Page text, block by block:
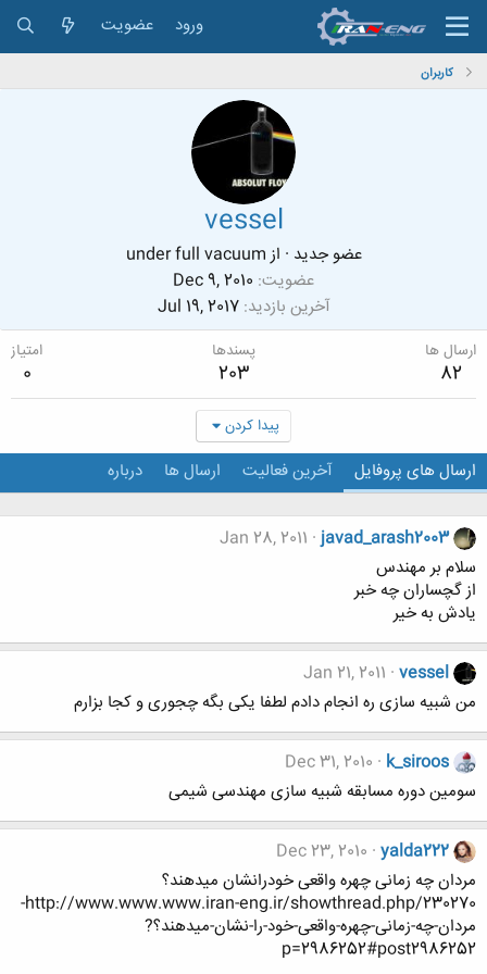
ورود عضویت
کاربران
vessel
عضو جدید · ازunder full vacuum
عضویت Dec 9, 2010
آخرین بازدید Jul 19, 2017
ارسال ها
82
پسندها
203
امتیاز
0
پیدا کردن
ارسال های پروفایل آخرین فعالیت ارسال ها درباره
javad_arash2003
Jan 28, 2011
سلام بر مهندس
از گچساران چه خبر
یادش به خیر
vessel
Jan 21, 2011
من شبیه سازی ره انجام دادم لطفا یکی بگه چجوری و کجا بزارم
k_siroos
Dec 31, 2010
سومین دوره مسابقه شبیه سازی مهندسی شیمی
yalda222
Dec 23, 2010
مردان چه زمانی چهره واقعی خودرانشان میدهند؟
http://www.www.www.iran-eng.ir/showthread.php/230270-
مردان-چه-زمانی-چهره-واقعی-خود-را-نشان-میدهند؟?
p=2986252#post2986252